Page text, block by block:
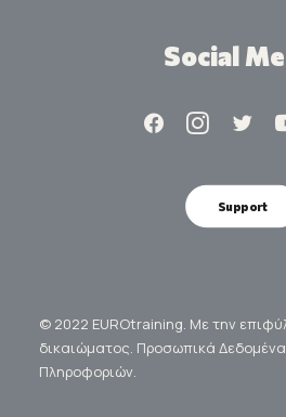
Social
Support
© 2022 EUROtraining. Με την
δικαιώματος. Προσωπικά
Πληροφοριών.